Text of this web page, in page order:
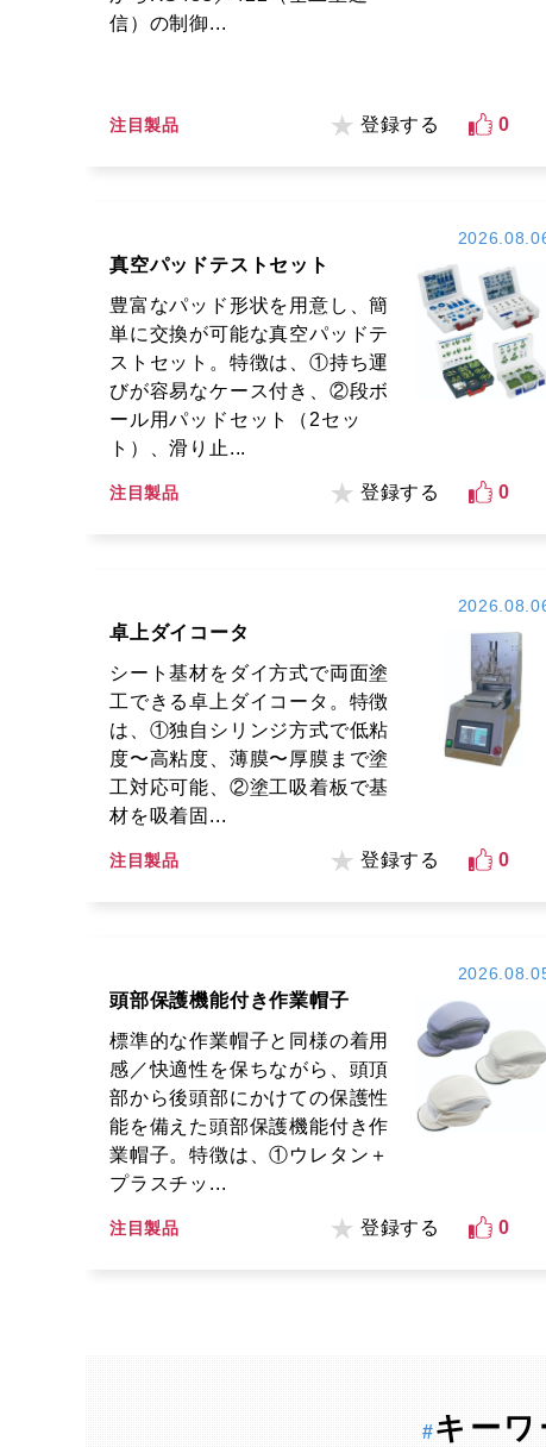
信）の制御...
注目製品 登録する 0
真空パッドテストセット
豊富なパッド形状を用意し、簡
単に交換が可能な真空パッドテ
ストセット。特徴は、①持ち運
びが容易なケース付き、②段ボ
ール用パッドセット（2セッ
ト）、滑り止...
注目製品 登録する 0
卓上ダイコータ
シート基材をダイ方式で両面塗
工できる卓上ダイコータ。特徴
は、①独自シリンジ方式で低粘
度〜高粘度、薄膜〜厚膜まで塗
工対応可能、②塗工吸着板で基
材を吸着固...
注目製品 登録する 0
頭部保護機能付き作業帽子
標準的な作業帽子と同様の着用
感／快適性を保ちながら、頭頂
部から後頭部にかけての保護性
能を備えた頭部保護機能付き作
業帽子。特徴は、①ウレタン＋
プラスチッ...
注目製品 登録する 0
#キー